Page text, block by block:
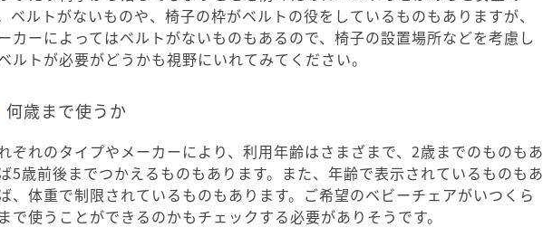
ベルトがないものや、椅子の枠がベルトの役をしているものもありますが、
カーによってはベルトがないものもあるので、椅子の設置場所などを考慮し
ルトが必要がどうかも視野にいれてみてください。
何歳まで使うか
ぞれのタイプやメーカーにより、利用年齢はさまざまで、2歳までのものもあ
5歳前後までつかえるものもあります。また、年齢で表示されているものもあ
、体重で制限されているものもあります。ご希望のベビーチェアがいつくら
で使うことができるのかもチェックする必要がありそうです。